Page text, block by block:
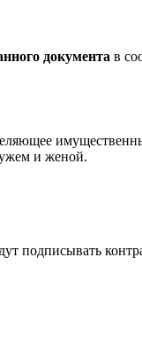
документа в
и женой.
подписывать